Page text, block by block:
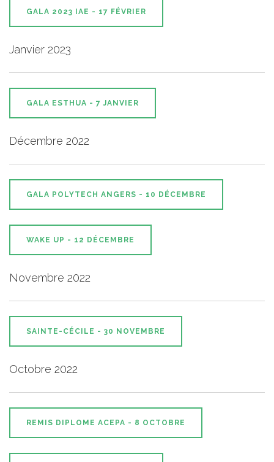
GALA 2023 IAE - 17 FÉVRIER
Janvier 2023
GALA ESTHUA - 7 JANVIER
Décembre 2022
GALA POLYTECH ANGERS - 10 DÉCEMBRE
WAKE UP - 12 DÉCEMBRE
Novembre 2022
SAINTE-CÉCILE - 30 NOVEMBRE
Octobre 2022
REMIS DIPLOME ACEPA - 8 OCTOBRE